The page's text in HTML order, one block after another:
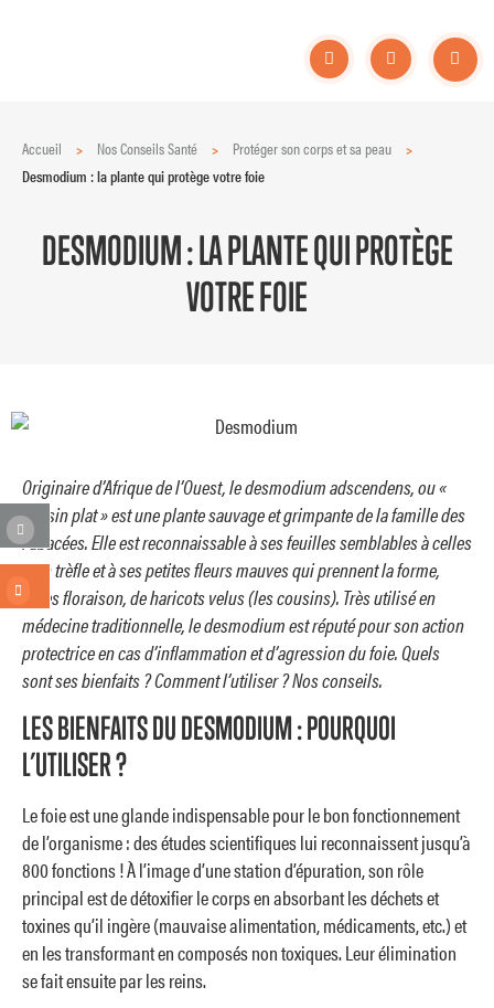
Accueil > Nos Conseils Santé > Protéger son corps et sa peau
>
Desmodium : la plante qui protège votre foie
DESMODIUM : LA PLANTE QUI PROTÈGE
VOTRE FOIE
Originaire d’Afrique de l’Ouest, le desmodium adscendens, ou «
cousin plat » est une plante sauvage et grimpante de la famille des
Fabacées. Elle est reconnaissable à ses feuilles semblables à celles
d’un trèfle et à ses petites fleurs mauves qui prennent la forme,
après floraison, de haricots velus (les cousins). Très utilisé en
médecine traditionnelle, le desmodium est réputé pour son action
protectrice en cas d’inflammation et d’agression du foie. Quels
sont ses bienfaits ? Comment l’utiliser ? Nos conseils.
LES BIENFAITS DU DESMODIUM : POURQUOI
L’UTILISER ?
Le foie est une glande indispensable pour le bon fonctionnement
de l’organisme : des études scientifiques lui reconnaissent jusqu’à
800 fonctions ! À l’image d’une station d’épuration, son rôle
principal est de détoxifier le corps en absorbant les déchets et
toxines qu’il ingère (mauvaise alimentation, médicaments, etc.) et
en les transformant en composés non toxiques. Leur élimination
se fait ensuite par les reins.